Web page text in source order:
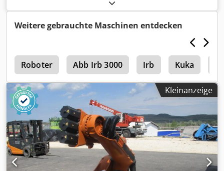
Weitere gebrauchte Maschinen entdecken
Roboter Abb Irb 3000 Irb Kuka
Kleinanzeige